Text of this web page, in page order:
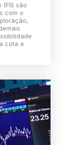
(FII) são
com o
cota e